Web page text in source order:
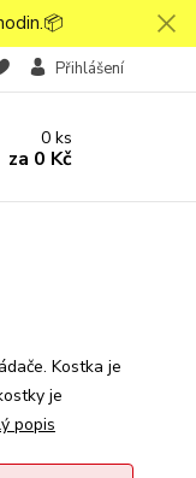
Přihlášení
0ks
za 0 Kč
Kostka je
je
popis